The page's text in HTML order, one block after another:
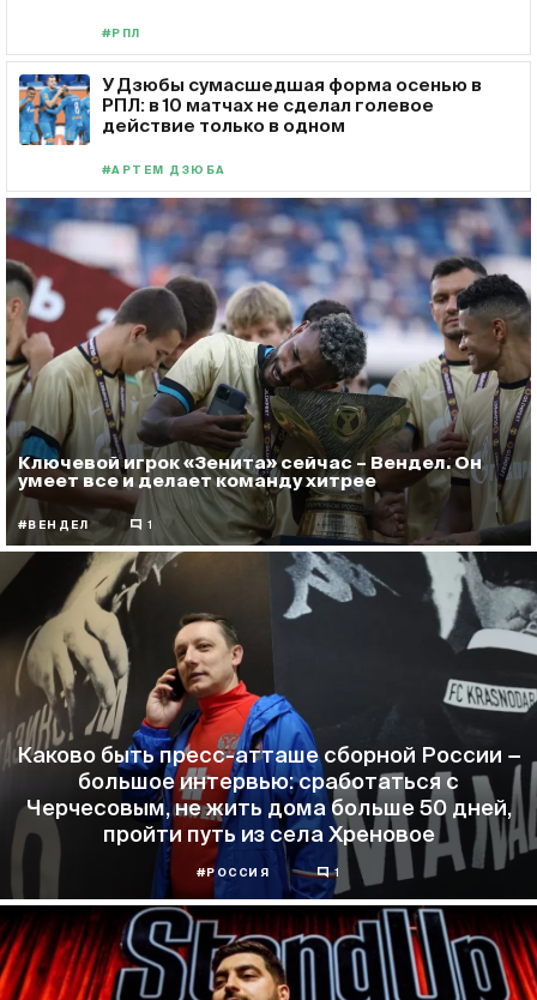
#РПЛ
У Дзюбы сумасшедшая форма осенью в
РПЛ: в 10 матчах не сделал голевое
действие только в одном
#АРТЕМ ДЗЮБА
Ключевой игрок «Зенита» сейчас – Вендел. Он
умеет все и делает команду хитрее
#ВЕНДЕЛ 1
Каково быть пресс-атташе сборной России −
большое интервью: сработаться с
Черчесовым, не жить дома больше 50 дней,
пройти путь из села Хреновое
#РОССИЯ 1